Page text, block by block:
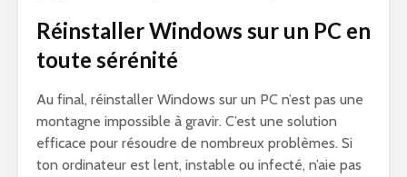
Réinstaller Windows sur un PC en
toute sérénité
Au final, réinstaller Windows sur un PC n’est pas une
montagne impossible à gravir. C’est une solution
efficace pour résoudre de nombreux problèmes. Si
ton ordinateur est lent, instable ou infecté, n’aie pas